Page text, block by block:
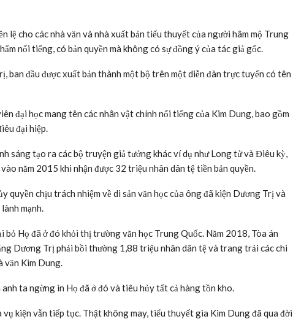
lệ cho các nhà văn và nhà xuất bản tiểu thuyết của người hâm mộ Trung
nổi tiếng, có bản quyền mà không có sự đồng ý của tác giả gốc.
ban đầu được xuất bản thành một bộ trên một diễn đàn trực tuyến có tên
đại học mang tên các nhân vật chính nổi tiếng của Kim Dung, bao gồm
đại hiệp.
sáng tạo ra các bộ truyện giả tưởng khác ví dụ như Long tử và Điêu kỳ,
năm 2015 khi nhận được 32 triệu nhân dân tệ tiền bản quyền.
quyền chịu trách nhiệm về di sản văn học của ông đã kiện Dương Trị và
mạnh.
Họ đã ở đó khỏi thị trường văn học Trung Quốc. Năm 2018, Tòa án
Dương Trị phải bồi thường 1,88 triệu nhân dân tệ và trang trải các chi
văn Kim Dung.
ta ngừng in Họ đã ở đó và tiêu hủy tất cả hàng tồn kho.
kiện vẫn tiếp tục. Thật không may, tiểu thuyết gia Kim Dung đã qua đời